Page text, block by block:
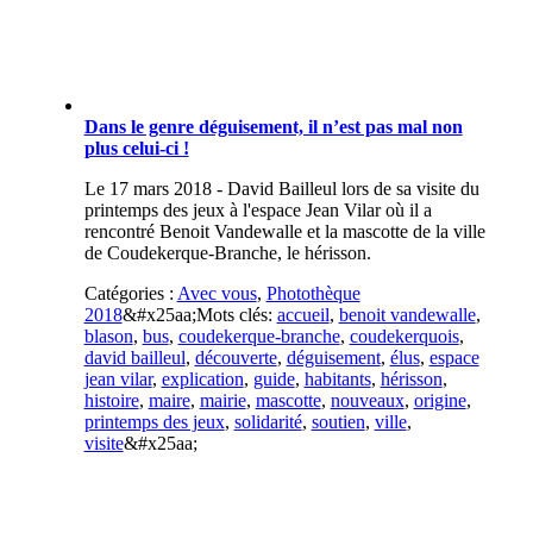
Dans le genre déguisement, il n’est pas mal non
plus celui-ci !
Le 17 mars 2018 - David Bailleul lors de sa visite du
printemps des jeux à l'espace Jean Vilar où il a
rencontré Benoit Vandewalle et la mascotte de la ville
de Coudekerque-Branche, le hérisson.
Catégories : Avec vous, Photothèque
2018&#x25aa;Mots clés: accueil, benoit vandewalle,
blason, bus, coudekerque-branche, coudekerquois,
david bailleul, découverte, déguisement, élus, espace
jean vilar, explication, guide, habitants, hérisson,
histoire, maire, mairie, mascotte, nouveaux, origine,
printemps des jeux, solidarité, soutien, ville,
visite&#x25aa;